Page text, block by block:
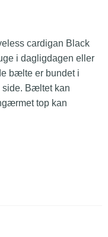
cardigan Black
i dagligdagen eller
bælte er bundet i
side. Bæltet kan
top kan